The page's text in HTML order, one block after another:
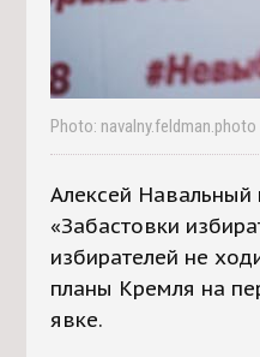
Photo: navalny.feldman.photo
Алексей
«Забастовки
избирателей не
планы Кремля на
явке.